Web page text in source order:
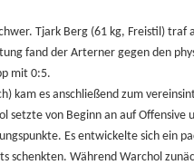
Tjark Berg (61 kg, Freistil) traf
fand der Arterner gegen den
mit 0:5.
kam es anschließend zum
setzte von Beginn an auf Offensive
Es entwickelte sich ein
schenkten. Während Warchol